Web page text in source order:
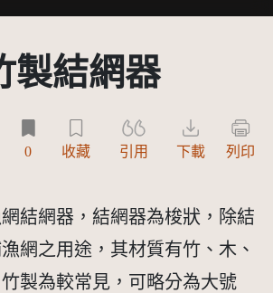
製結網器
及其後版本(CC BY 3.0 TW +)
0 收藏 引用 下載 列印
結網器，結網器為梭狀，除結
網之用途，其材質有竹、木、
製為較常見，可略分為大號